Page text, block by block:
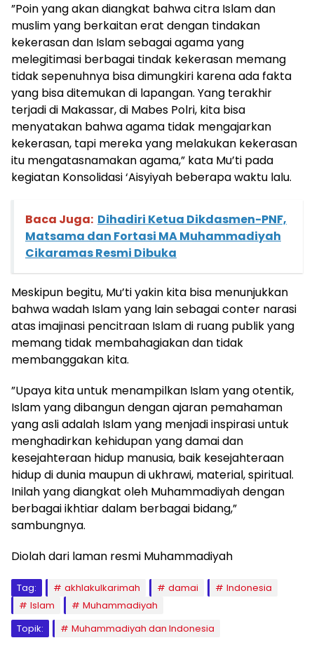
”Poin yang akan diangkat bahwa citra Islam dan
muslim yang berkaitan erat dengan tindakan
kekerasan dan Islam sebagai agama yang
melegitimasi berbagai tindak kekerasan memang
tidak sepenuhnya bisa dimungkiri karena ada fakta
yang bisa ditemukan di lapangan. Yang terakhir
terjadi di Makassar, di Mabes Polri, kita bisa
menyatakan bahwa agama tidak mengajarkan
kekerasan, tapi mereka yang melakukan kekerasan
itu mengatasnamakan agama,” kata Mu’ti pada
kegiatan Konsolidasi ‘Aisyiyah beberapa waktu lalu.
Baca Juga: Dihadiri Ketua Dikdasmen-PNF,
Matsama dan Fortasi MA Muhammadiyah
Cikaramas Resmi Dibuka
Meskipun begitu, Mu’ti yakin kita bisa menunjukkan
bahwa wadah Islam yang lain sebagai conter narasi
atas imajinasi pencitraan Islam di ruang publik yang
memang tidak membahagiakan dan tidak
membanggakan kita.
”Upaya kita untuk menampilkan Islam yang otentik,
Islam yang dibangun dengan ajaran pemahaman
yang asli adalah Islam yang menjadi inspirasi untuk
menghadirkan kehidupan yang damai dan
kesejahteraan hidup manusia, baik kesejahteraan
hidup di dunia maupun di ukhrawi, material, spiritual.
Inilah yang diangkat oleh Muhammadiyah dengan
berbagai ikhtiar dalam berbagai bidang,”
sambungnya.
Diolah dari laman resmi Muhammadiyah
Tag: akhlakulkarimah damai
Indonesia
Islam
Muhammadiyah
Topik:
Muhammadiyah dan Indonesia